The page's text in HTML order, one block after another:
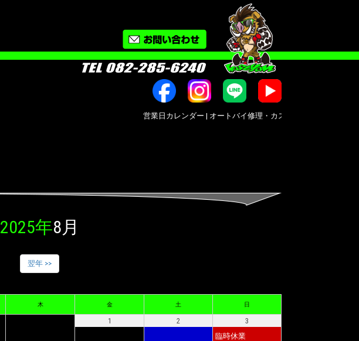
営業日カレンダー | オートバイ修理・カスタム・新車中古車販売
2025年8月
翌年 >>
木 金 土 日
1 2
3
臨時休業